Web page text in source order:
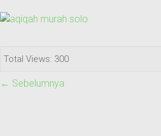
Total Views: 300
← Sebelumnya